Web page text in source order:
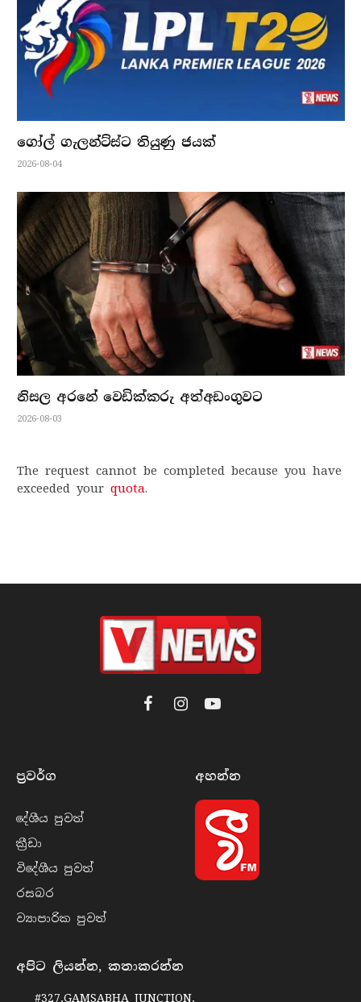
ගෝල් ගැලන්ට්ස්ට තියුණු ජයක්
2026-08-04
නිසල අරනේ වෙඩික්කරු අත්අඩංගුවට
2026-08-03
The request cannot be completed because you have
exceeded your quota.
FacebookInstagramYouTube
ප්‍රවර්​ග
දේශීය පුව​ත්
ක්‍රී​ඩා
විදේශීය පුව​ත්
රසබ​ර
ව්‍යාපාරික පුව​ත්
අහන්​න
අපිට ලියන්න, කතාකරන්න
#327,GAMSABHA JUNCTION,